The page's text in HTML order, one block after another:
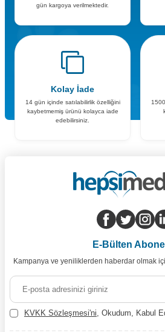
gün kargoya verilmektedir.
Kolay İade
14 gün içinde satılabilirlik özelliğini
kaybetmemiş ürünü kolayca iade
edebilirsiniz.
E-Bülten
Kampanya ve yeniliklerden haberdar olmak
KVKK Sözleşmesi'ni , Okudum, Kabul